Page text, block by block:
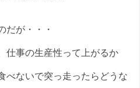
だが・・・
仕事の生産性って上がるか
べないで突っ走ったらどうな